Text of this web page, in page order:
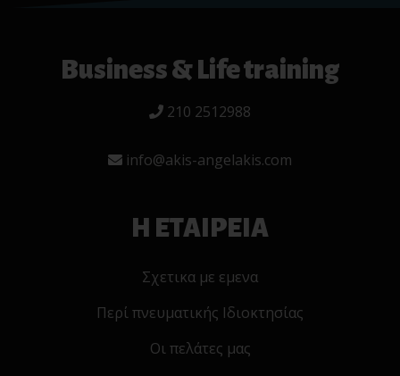
Business & Life training
210 2512988
info@akis-angelakis.com
Η ΕΤΑΙΡΕΙΑ
Σχετικα με εμενα
Περί πνευματικής Ιδιοκτησίας
Οι πελάτες μας